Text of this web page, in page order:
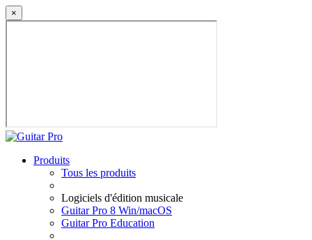
×
Produits
Tous les produits
Logiciels d'édition musicale
Guitar Pro 8 Win/macOS
Guitar Pro Education